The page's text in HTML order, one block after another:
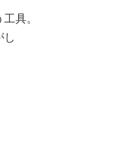
具。
し